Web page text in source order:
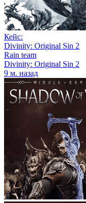
Кейс:
Divinity: Original Sin 2
Rain team
Divinity: Original Sin 2
9 м. назад